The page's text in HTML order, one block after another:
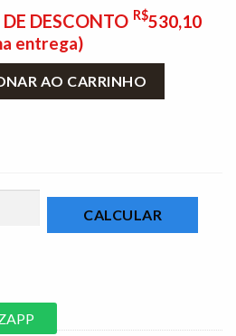
DESCONTO R$530,10
entrega)
AO CARRINHO